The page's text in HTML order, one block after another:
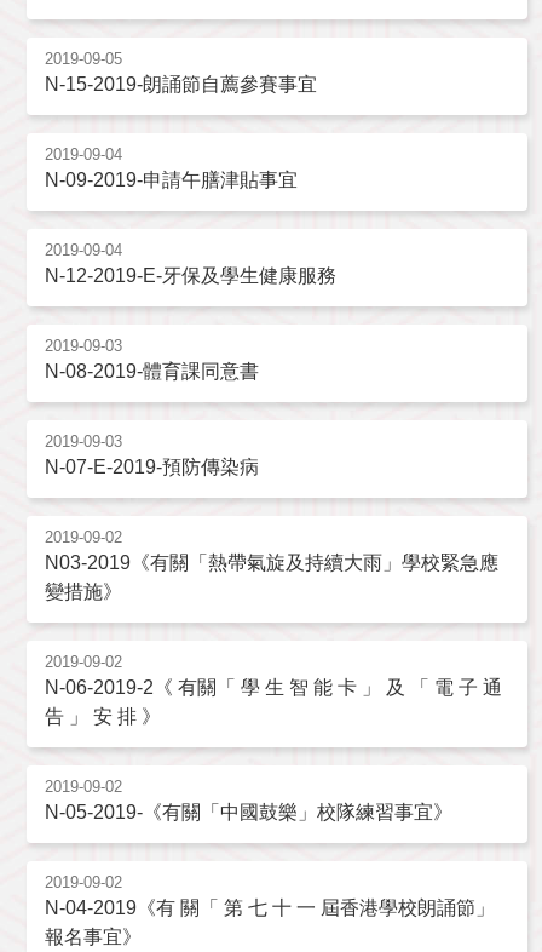
2019-09-05
N-15-2019-朗誦節自薦參賽事宜
2019-09-04
N-09-2019-申請午膳津貼事宜
2019-09-04
N-12-2019-E-牙保及學生健康服務
2019-09-03
N-08-2019-體育課同意書
2019-09-03
N-07-E-2019-預防傳染病
2019-09-02
N03-2019《有關「熱帶氣旋及持續大雨」學校緊急應
變措施》
2019-09-02
N-06-2019-2《 有關「 學 生 智 能 卡 」 及 「 電 子 通
告 」 安 排 》
2019-09-02
N-05-2019-《有關「中國鼓樂」校隊練習事宜》
2019-09-02
N-04-2019《有 關「 第 七 十 一 屆香港學校朗誦節」
報名事宜》